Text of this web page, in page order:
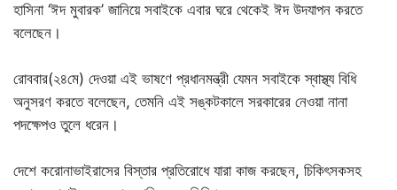
হাসিনা ‘ঈদ মুবারক’ জানিয়ে সবাইকে এবার ঘরে থেকেই ঈদ উদযাপন করতে
বলেছেন।
রোববার(২৪মে) দেওয়া এই ভাষণে প্রধানমন্ত্রী যেমন সবাইকে স্বাস্থ্য বিধি
অনুসরণ করতে বলেছেন, তেমনি এই সঙ্কটকালে সরকারের নেওয়া নানা
পদক্ষেপও তুলে ধরেন।
দেশে করোনাভাইরাসের বিস্তার প্রতিরোধে যারা কাজ করছেন, চিকিৎসকসহ